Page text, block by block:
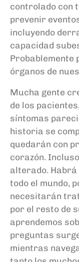
controlado con
prevenir
incluyendo
capacidad
Probablemente
órganos de
Mucha gente
de los
síntomas
historia se
quedarán con
corazón.
alterado. Habrá
todo el mundo,
necesitarán
por el resto de
aprendemos
preguntas
mientras